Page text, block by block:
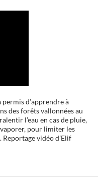
d’apprendre à
des forêts vallonnées au
l’eau en cas de pluie,
pour limiter les
Reportage vidéo d’Elif